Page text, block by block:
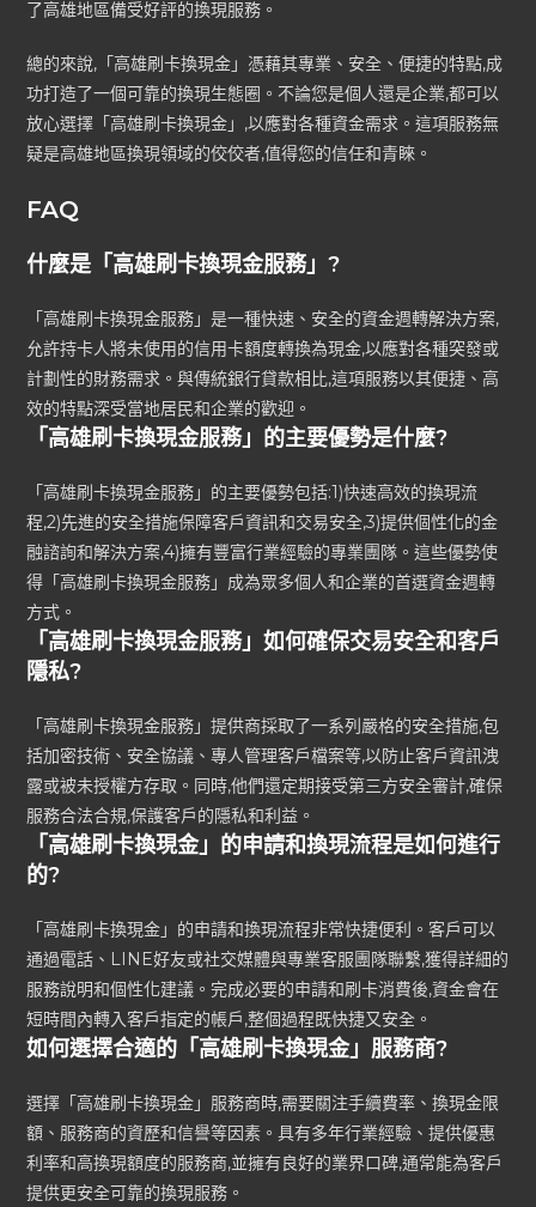
了高雄地區備受好評的換現服務。
總的來說,「高雄刷卡換現金」憑藉其專業、安全、便捷的特點,成
功打造了一個可靠的換現生態圈。不論您是個人還是企業,都可以
放心選擇「高雄刷卡換現金」,以應對各種資金需求。這項服務無
疑是高雄地區換現領域的佼佼者,值得您的信任和青睞。
FAQ
什麼是「高雄刷卡換現金服務」?
「高雄刷卡換現金服務」是一種快速、安全的資金週轉解決方案,
允許持卡人將未使用的信用卡額度轉換為現金,以應對各種突發或
計劃性的財務需求。與傳統銀行貸款相比,這項服務以其便捷、高
效的特點深受當地居民和企業的歡迎。
「高雄刷卡換現金服務」的主要優勢是什麼?
「高雄刷卡換現金服務」的主要優勢包括:1)快速高效的換現流
程,2)先進的安全措施保障客戶資訊和交易安全,3)提供個性化的金
融諮詢和解決方案,4)擁有豐富行業經驗的專業團隊。這些優勢使
得「高雄刷卡換現金服務」成為眾多個人和企業的首選資金週轉
方式。
「高雄刷卡換現金服務」如何確保交易安全和客戶
隱私?
「高雄刷卡換現金服務」提供商採取了一系列嚴格的安全措施,包
括加密技術、安全協議、專人管理客戶檔案等,以防止客戶資訊洩
露或被未授權方存取。同時,他們還定期接受第三方安全審計,確保
服務合法合規,保護客戶的隱私和利益。
「高雄刷卡換現金」的申請和換現流程是如何進行
的?
「高雄刷卡換現金」的申請和換現流程非常快捷便利。客戶可以
通過電話、LINE好友或社交媒體與專業客服團隊聯繫,獲得詳細的
服務說明和個性化建議。完成必要的申請和刷卡消費後,資金會在
短時間內轉入客戶指定的帳戶,整個過程既快捷又安全。
如何選擇合適的「高雄刷卡換現金」服務商?
選擇「高雄刷卡換現金」服務商時,需要關注手續費率、換現金限
額、服務商的資歷和信譽等因素。具有多年行業經驗、提供優惠
利率和高換現額度的服務商,並擁有良好的業界口碑,通常能為客戶
提供更安全可靠的換現服務。